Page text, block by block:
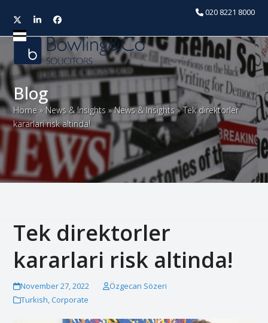
020 8221 8000
TwitterLinkedInFacebook
Open
mobile
menu
Close
mobile
menu
Blog
Home » News & Insights »News & Insights »Tek direktorler
kararlari risk altinda!
Tek direktorler
kararlari risk altinda!
November 27, 2022
Özgecan Sözeri
Turkish,Corporate